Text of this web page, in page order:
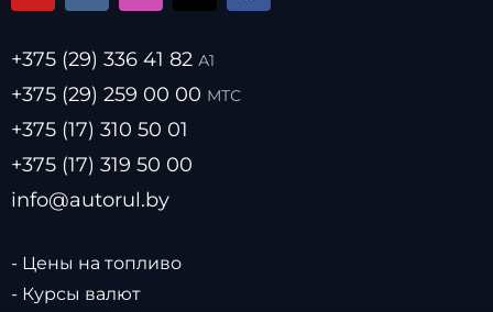
+375 (29) 336 41 82 А1
+375 (29) 259 00 00 МТС
+375 (17) 310 50 01
+375 (17) 319 50 00
info@autorul.by
- Цены на топливо
- Курсы валют